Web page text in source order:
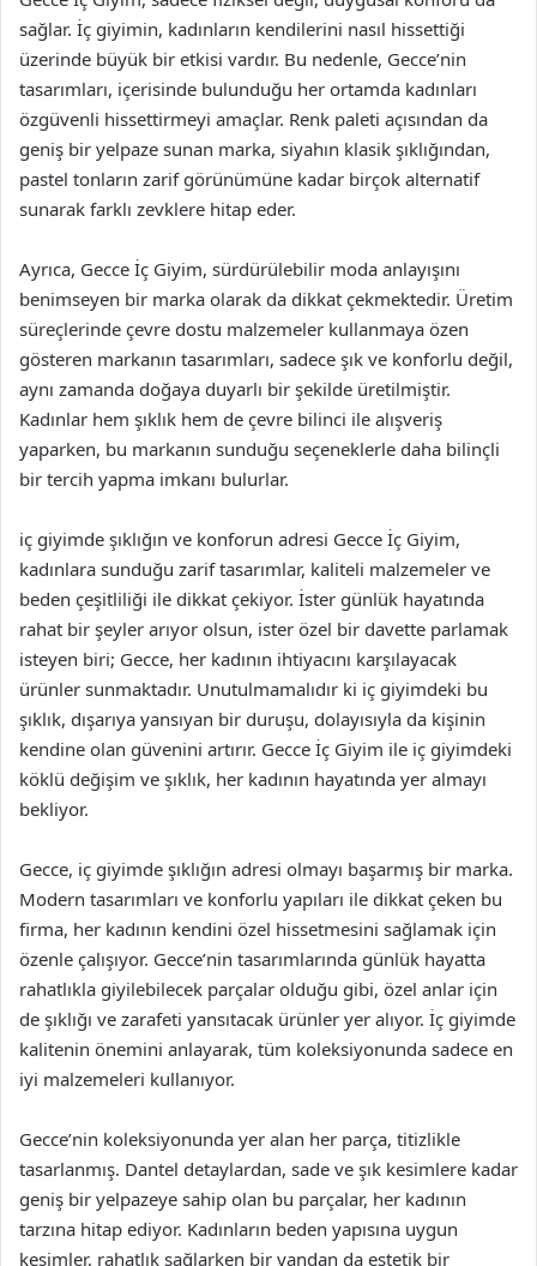
sağlar. İç giyimin, kadınların kendilerini nasıl hissettiği
üzerinde büyük bir etkisi vardır. Bu nedenle, Gecce’nin
tasarımları, içerisinde bulunduğu her ortamda kadınları
özgüvenli hissettirmeyi amaçlar. Renk paleti açısından da
geniş bir yelpaze sunan marka, siyahın klasik şıklığından,
pastel tonların zarif görünümüne kadar birçok alternatif
sunarak farklı zevklere hitap eder.
Ayrıca, Gecce İç Giyim, sürdürülebilir moda anlayışını
benimseyen bir marka olarak da dikkat çekmektedir. Üretim
süreçlerinde çevre dostu malzemeler kullanmaya özen
gösteren markanın tasarımları, sadece şık ve konforlu değil,
aynı zamanda doğaya duyarlı bir şekilde üretilmiştir.
Kadınlar hem şıklık hem de çevre bilinci ile alışveriş
yaparken, bu markanın sunduğu seçeneklerle daha bilinçli
bir tercih yapma imkanı bulurlar.
iç giyimde şıklığın ve konforun adresi Gecce İç Giyim,
kadınlara sunduğu zarif tasarımlar, kaliteli malzemeler ve
beden çeşitliliği ile dikkat çekiyor. İster günlük hayatında
rahat bir şeyler arıyor olsun, ister özel bir davette parlamak
isteyen biri; Gecce, her kadının ihtiyacını karşılayacak
ürünler sunmaktadır. Unutulmamalıdır ki iç giyimdeki bu
şıklık, dışarıya yansıyan bir duruşu, dolayısıyla da kişinin
kendine olan güvenini artırır. Gecce İç Giyim ile iç giyimdeki
köklü değişim ve şıklık, her kadının hayatında yer almayı
bekliyor.
Gecce, iç giyimde şıklığın adresi olmayı başarmış bir marka.
Modern tasarımları ve konforlu yapıları ile dikkat çeken bu
firma, her kadının kendini özel hissetmesini sağlamak için
özenle çalışıyor. Gecce’nin tasarımlarında günlük hayatta
rahatlıkla giyilebilecek parçalar olduğu gibi, özel anlar için
de şıklığı ve zarafeti yansıtacak ürünler yer alıyor. İç giyimde
kalitenin önemini anlayarak, tüm koleksiyonunda sadece en
iyi malzemeleri kullanıyor.
Gecce’nin koleksiyonunda yer alan her parça, titizlikle
tasarlanmış. Dantel detaylardan, sade ve şık kesimlere kadar
geniş bir yelpazeye sahip olan bu parçalar, her kadının
tarzına hitap ediyor. Kadınların beden yapısına uygun
kesimler, rahatlık sağlarken bir yandan da estetik bir